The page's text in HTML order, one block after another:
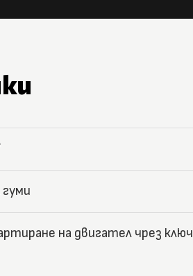
гуми
на двигател чрез ключ